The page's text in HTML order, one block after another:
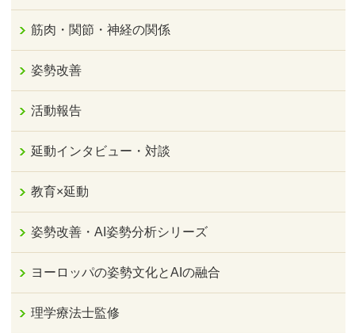
筋肉・関節・神経の関係
姿勢改善
活動報告
延動インタビュー・対談
教育×延動
姿勢改善・AI姿勢分析シリーズ
ヨーロッパの姿勢文化とAIの融合
理学療法士監修